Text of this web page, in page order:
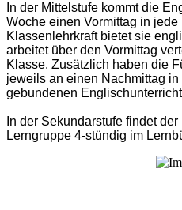
In der Mittelstufe kommt die
Woche einen Vormittag in
Klassenlehrkraft bietet sie
arbeitet über den Vormittag
Klasse. Zusätzlich haben die
jeweils an einen Nachmittag
gebundenen
In der Sekundarstufe findet
Lerngruppe 4-stündig im